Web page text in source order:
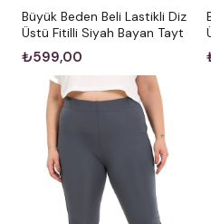
Büyük Beden Beli Lastikli Diz
Üstü Fitilli Siyah Bayan Tayt
₺599,00